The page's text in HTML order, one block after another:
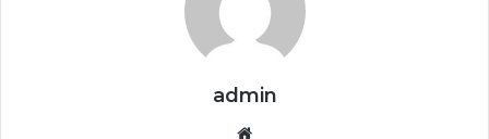
admin